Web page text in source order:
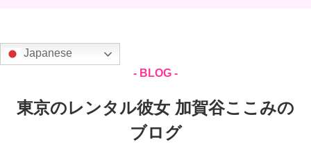
Japanese
- BLOG -
東京のレンタル彼女 加賀谷ここみの
ブログ